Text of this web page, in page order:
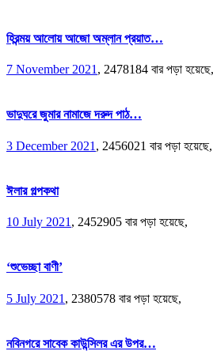
হিরন্ময় আলোয় আজো অম্লান প্রয়াত…
7 November 2021 , 2478184 বার পড়া হয়েছে,
ভাদুঘরে জুমার নামাজে দরুদ পাঠ…
3 December 2021 , 2456021 বার পড়া হয়েছে,
ঈলার গল্পকথা
10 July 2021 , 2452905 বার পড়া হয়েছে,
‘শুভেচ্ছা বাণী’
5 July 2021 , 2380578 বার পড়া হয়েছে,
নবিনগরে সাবেক কাউন্সিলর এর উপর…